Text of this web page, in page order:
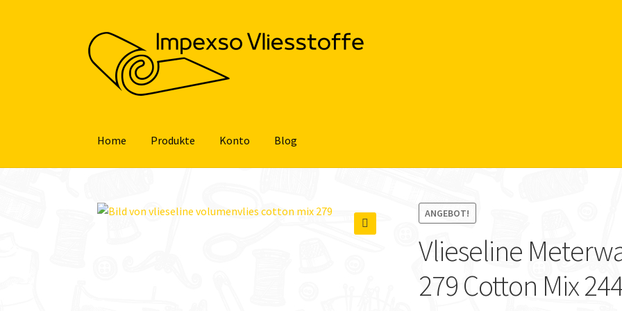
Zur
Navigation
springen
Zum
Inhalt
springen
Home Produkte Konto Blog
ANGEBOT!
Vlieseline
279 Cotton Mix